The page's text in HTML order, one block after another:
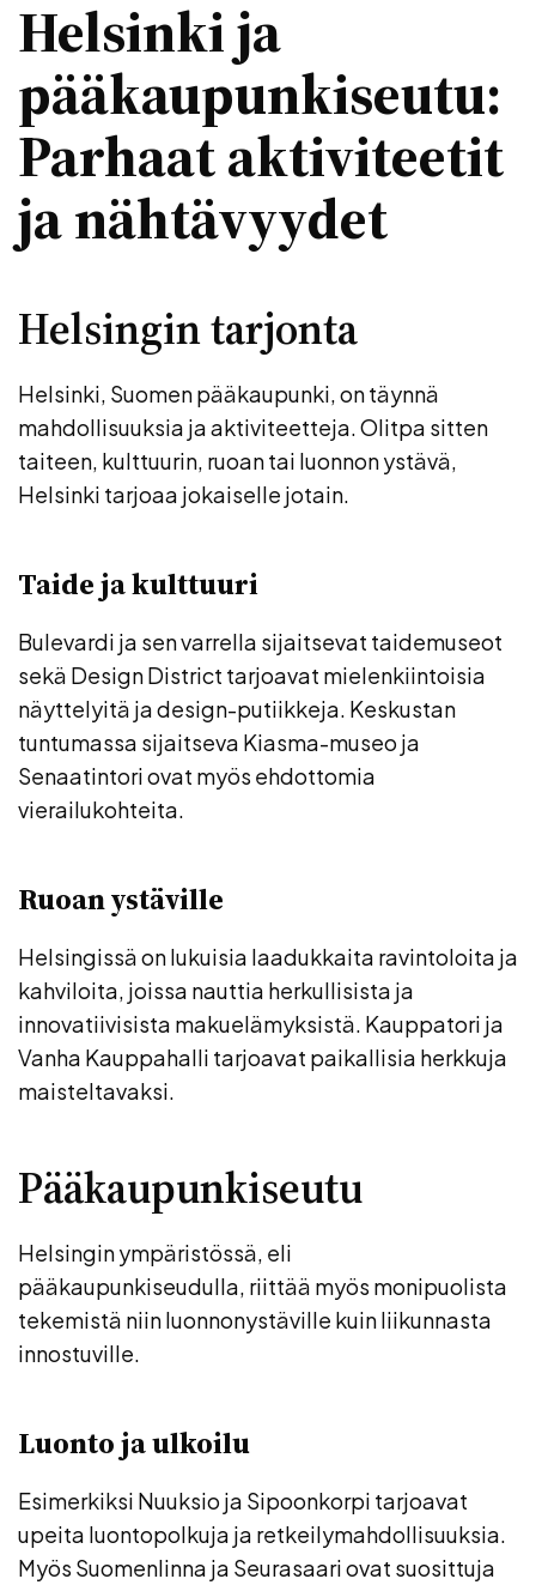
Helsinki ja
pääkaupunkiseutu:
Parhaat aktiviteetit
ja nähtävyydet
Helsingin tarjonta
Helsinki, Suomen pääkaupunki, on täynnä
mahdollisuuksia ja aktiviteetteja. Olitpa sitten
taiteen, kulttuurin, ruoan tai luonnon ystävä,
Helsinki tarjoaa jokaiselle jotain.
Taide ja kulttuuri
Bulevardi ja sen varrella sijaitsevat taidemuseot
sekä Design District tarjoavat mielenkiintoisia
näyttelyitä ja design-putiikkeja. Keskustan
tuntumassa sijaitseva Kiasma-museo ja
Senaatintori ovat myös ehdottomia
vierailukohteita.
Ruoan ystäville
Helsingissä on lukuisia laadukkaita ravintoloita ja
kahviloita, joissa nauttia herkullisista ja
innovatiivisista makuelämyksistä. Kauppatori ja
Vanha Kauppahalli tarjoavat paikallisia herkkuja
maisteltavaksi.
Pääkaupunkiseutu
Helsingin ympäristössä, eli
pääkaupunkiseudulla, riittää myös monipuolista
tekemistä niin luonnonystäville kuin liikunnasta
innostuville.
Luonto ja ulkoilu
Esimerkiksi Nuuksio ja Sipoonkorpi tarjoavat
upeita luontopolkuja ja retkeilymahdollisuuksia.
Myös Suomenlinna ja Seurasaari ovat suosittuja